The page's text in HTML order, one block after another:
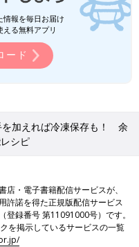
情報を毎日お届け
る無料アプリ
ード
を加えれば冷凍保存も！ 余
シピ
店・電子書籍配信サービスが、
許諾を得た正規版配信サービス
登録番号 第11091000号）です。
を掲示しているサービスの一覧